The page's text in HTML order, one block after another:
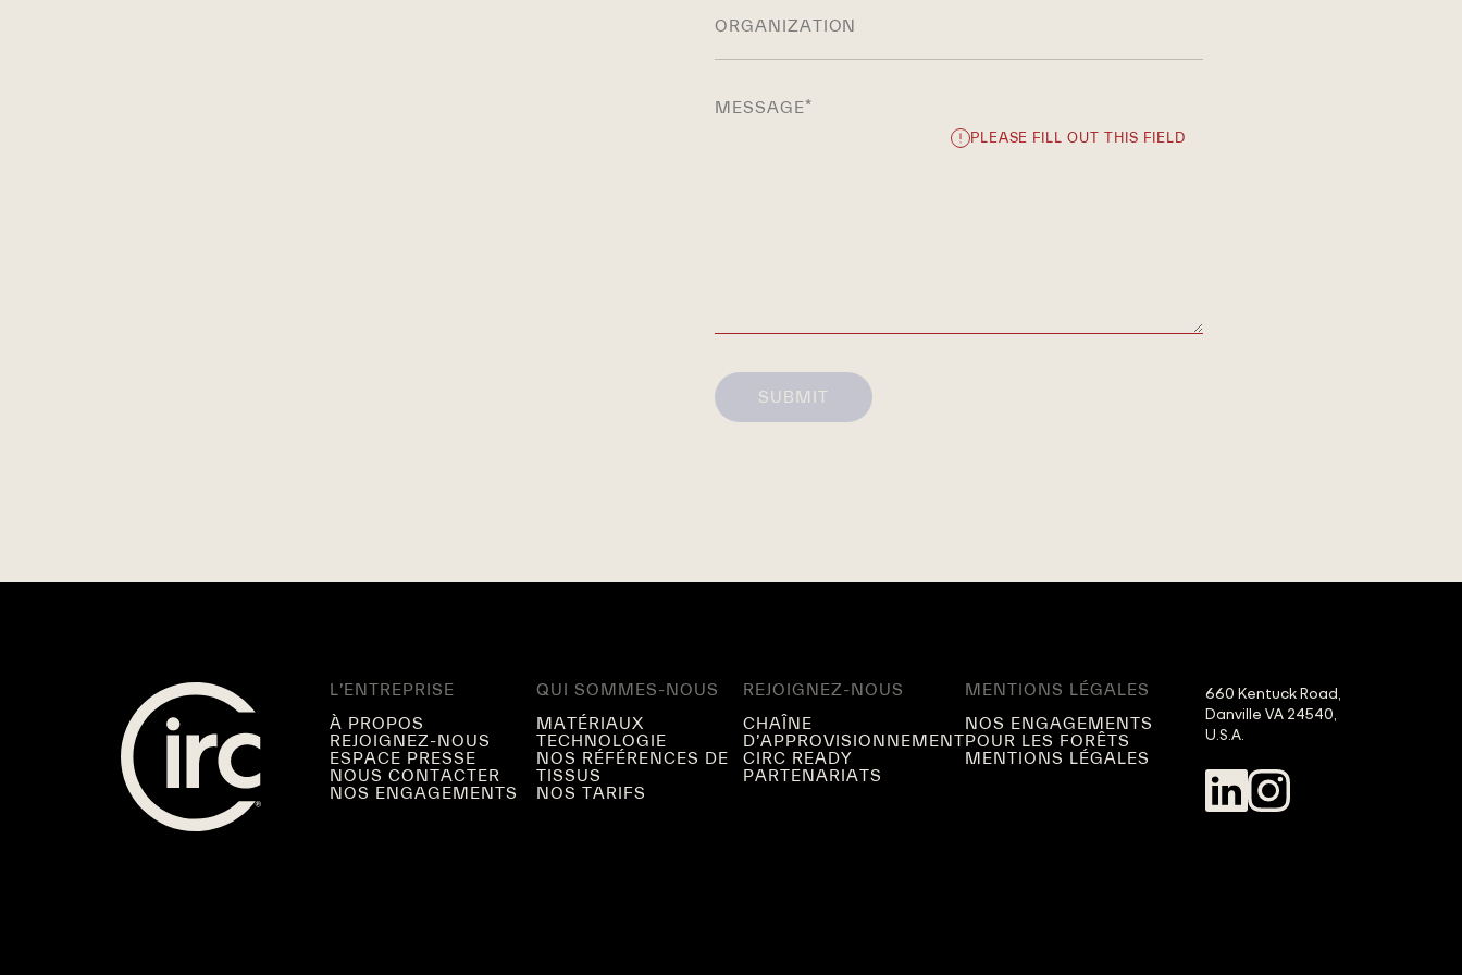
MESSAGE*
PLEASE FILL OUT THIS FIELD
SUBMIT
L’ENTREPRISE
À PROPOS
REJOIGNEZ-NOUS
ESPACE PRESSE
NOUS CONTACTER
NOS ENGAGEMENTS
QUI SOMMES-NOUS
MATÉRIAUX
TECHNOLOGIE
NOS RÉFÉRENCES DE
TISSUS
NOS TARIFS
REJOIGNEZ-NOUS
CHAÎNE
D’APPROVISIONNEMENT
CIRC READY
PARTENARIATS
MENTIONS LÉGALES
NOS ENGAGEMENTS
POUR LES FORÊTS
MENTIONS LÉGALES
660 Kentuck Road,
Danville VA 24540,
U.S.A.